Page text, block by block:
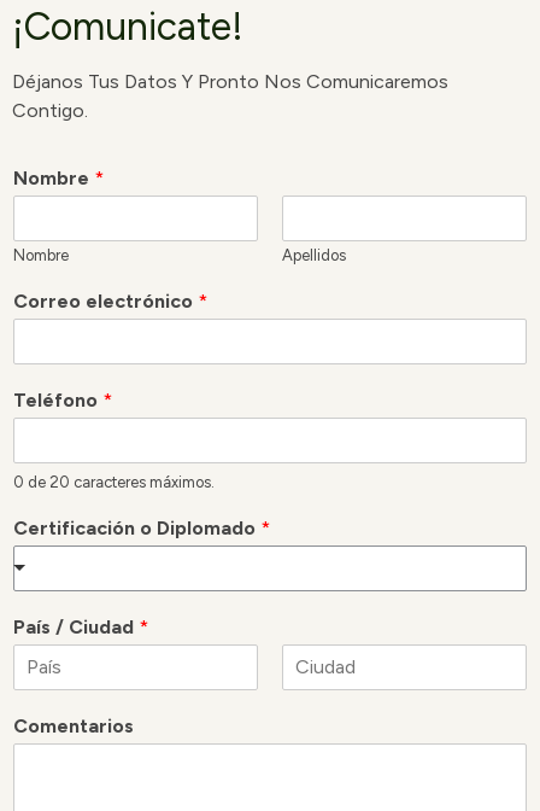
¡Comunicate!
Déjanos Tus Datos Y Pronto Nos Comunicaremos
Contigo.
Nombre *
Nombre Apellidos
Correo electrónico *
Teléfono *
0 de 20 caracteres máximos.
Certificación o Diplomado *
País / Ciudad *
o
m
Comentarios